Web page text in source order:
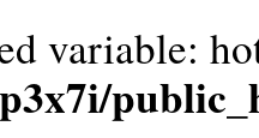
variable: